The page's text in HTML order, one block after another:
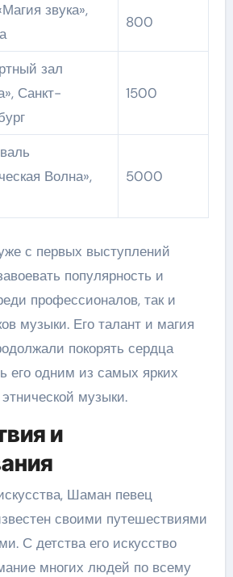
звука»,
800
зал
Санкт-
1500
Волна»,
5000
с первых выступлений
популярность и
профессионалов, так и
музыки. Его талант и магия
покорять сердца
его одним из самых ярких
музыки.
и
Шаман певец
своими путешествиями
С детства его искусство
многих людей по всему